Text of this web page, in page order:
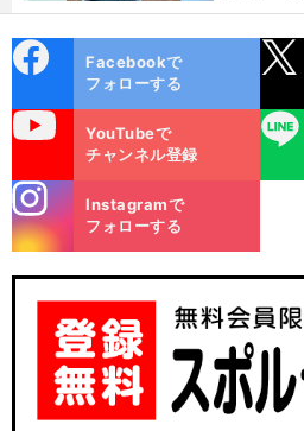
ok
Facebookで
フォローする
YouTubeで
チャンネル登録
LINE
m
Instagramで
フォローする